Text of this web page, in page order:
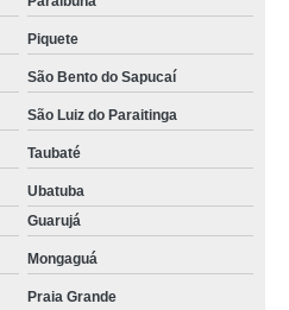
Piquete
São Bento do Sapucaí
São Luiz do Paraitinga
Taubaté
Ubatuba
Guarujá
Mongaguá
Praia Grande